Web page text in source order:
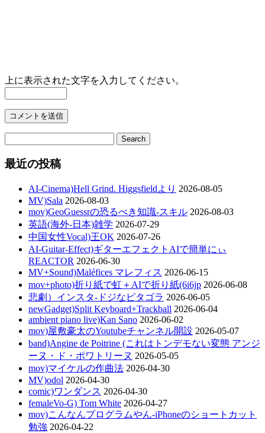
上に表示された文字を入力してください。
最近の投稿
AI-Cinema)Hell Grind. Higgsfieldより 2026-08-05
MV)Sala 2026-08-03
mov)GeoGuessrの恐るべき知識-スキル 2026-08-03
英語(海外-日本)雑学 2026-07-29
中国女性Vocal)王OK 2026-07-26
AI-Guitar-Effect)ギターエフェクトAIで簡単にぃ
REACTOR 2026-06-30
MV+Sound)Maléfices マレフィス 2026-06-15
mov+photo)折り紙で虹＋AIで折り紙(6i6jp 2026-06-08
悲劇）インスタ-ドジなピタゴラ 2026-06-05
newGadget)Split Keyboard+Trackball 2026-06-04
ambient piano live)Kan Sano 2026-06-02
mov)屋敷豪太のYoutubeチャンネル開設 2026-05-07
band)Angine de Poitrine (これはトンデモない変態 アンジ
ーヌ・ド・ポワトリーヌ 2026-05-05
mov)マイケルの作曲法 2026-04-30
MV)odol 2026-04-30
comic)ワンダンス 2026-04-30
femaleVo-G) Tom White 2026-04-27
mov)こんなんプログラムやん-iPhoneのショートカット
勉強 2026-04-22